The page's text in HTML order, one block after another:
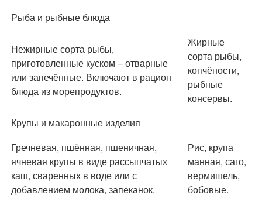
Рыба и рыбные блюда
Нежирные сорта рыбы,
приготовленные куском – отварные
или запечённые. Включают в рацион
блюда из морепродуктов.
Жирные
сорта рыбы,
копчёности,
рыбные
консервы.
Крупы и макаронные изделия
Гречневая, пшённая, пшеничная,
ячневая крупы в виде рассыпчатых
каш, сваренных в воде или с
добавлением молока, запеканок.
Рис, крупа
манная, саго,
вермишель,
бобовые.